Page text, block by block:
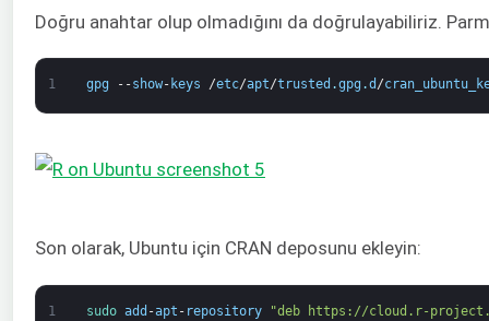
Doğru anahtar olup olmadığını da doğrulayabiliriz.
1 gpg --show- keys /etc/apt/trusted .gpg .d /
Son olarak, Ubuntu için CRAN deposunu ekleyin:
1 sudo add -apt - repository "deb https://cloud.r-